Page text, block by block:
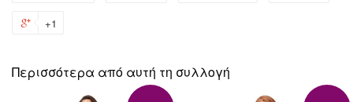
+1
Google
Plus
Περισσότερα από αυτή τη συλλογή